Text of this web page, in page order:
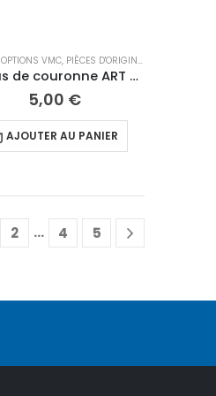
OPTIONS VMC, PIÈCES D'ORIGINE ART
Ecrous de couronne ART M10
5,00 €
AJOUTER AU PANIER
2 … 4 5